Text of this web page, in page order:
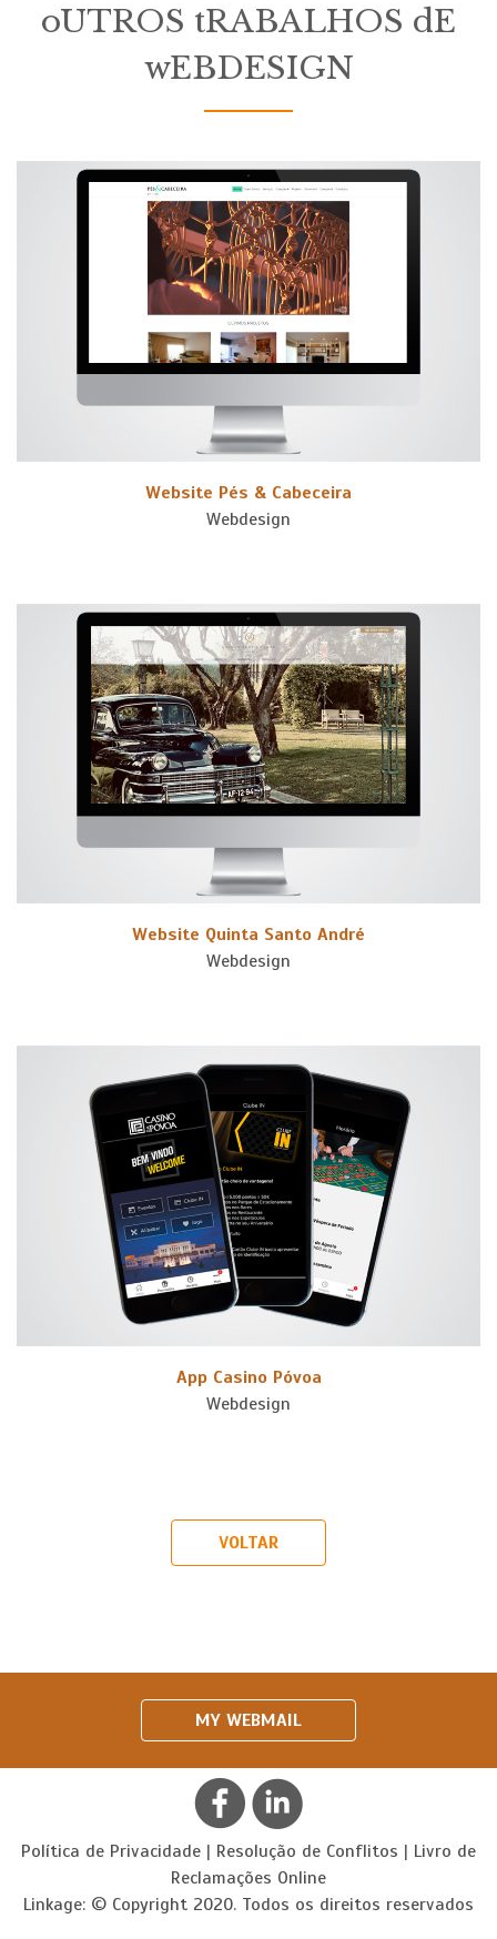
oUTROS tRABALHOS dE
wEBDESIGN
Website Pés & Cabeceira
Webdesign
Website Quinta Santo André
Webdesign
App Casino Póvoa
Webdesign
VOLTAR
MY WEBMAIL
Política de Privacidade | Resolução de Conflitos | Livro de
Reclamações Online
Linkage: © Copyright 2020. Todos os direitos reservados